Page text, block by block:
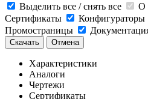
Выделить все / снять все
О
Сертификаты
Конфигураторы
Промостраницы
Скачать Отмена
Характеристики
Аналоги
Чертежи
Сертификаты